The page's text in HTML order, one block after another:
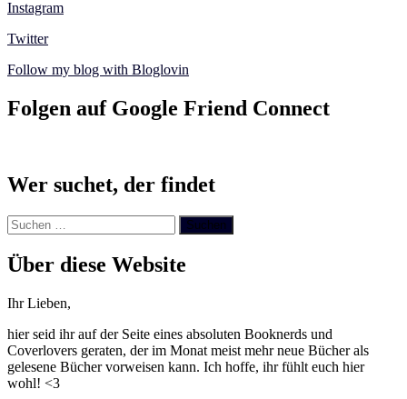
Instagram
Twitter
Follow my blog with Bloglovin
Folgen auf Google Friend Connect
Wer suchet, der findet
Suchen
nach:
Über diese Website
Ihr Lieben,
hier seid ihr auf der Seite eines absoluten Booknerds und
Coverlovers geraten, der im Monat meist mehr neue Bücher als
gelesene Bücher vorweisen kann. Ich hoffe, ihr fühlt euch hier
wohl! <3